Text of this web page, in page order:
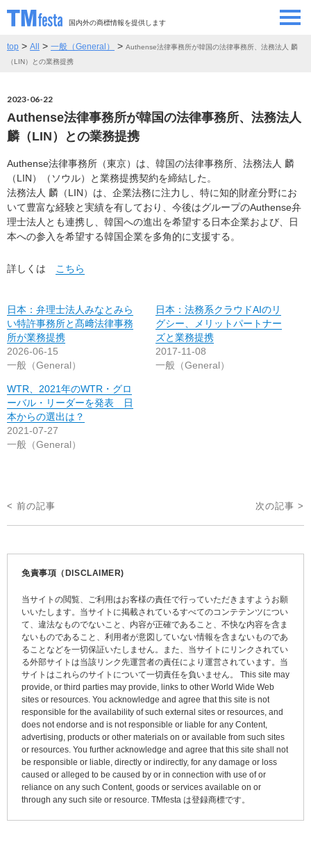
国内外の商標情報を提供します
SEMINAR/EVENT
CONTRIBUTORS 情報提供者
CONTACT お問い合わせ
top > All > 一般（General） > Authense法律事務所が韓国の法律事務所、法務法人 麟
（LIN）との業務提携
2023-06-22
Authense法律事務所が韓国の法律事務所、法務法人
麟（LIN）との業務提携
Authense法律事務所（東京）は、韓国の法律事務所、法務法人 麟
（LIN）（ソウル）と業務提携契約を締結した。
法務法人 麟（LIN）は、企業法務に注力し、特に知的財産分野にお
いて豊富な経験と実績を有しており、今後はグループのAuthense弁
理士法人とも連携し、韓国への進出を希望する日本企業および、日
本への参入を希望する韓国企業を多角的に支援する。
詳しくは こちら
日本：弁理士法人みなとみら
い特許事務所と髙﨑法律事務
所が業務提携
2026-06-15
一般（General）
日本：法務系クラウドAIのリ
グシー、メリットパートナー
ズと業務提携
2017-11-08
一般（General）
WTR、2021年のWTR・グロ
ーバル・リーダーを発表 日
本からの選出は？
2021-07-27
一般（General）
投
稿
< 前の記事 次の記事 >
免責事項（DISCLAIMER)
当サイトの閲覧、ご利用はお客様の責任で行っていただきますようお願
いいたします。当サイトに掲載されているすべてのコンテテンツについ
て、違法なものでないこと、内容が正確であること、不快な内容を含ま
ないものであること、利用者が意図していない情報を含まないものであ
ることなどを一切保証いたしません。また、当サイトにリンクされてい
る外部サイトは当該リンク先運営者の責任により運営されています。当
サイトはこれらのサイトについて一切責任を負いません。 This site may
provide, or third parties may provide, links to other World Wide Web
sites or resources. You acknowledge and agree that this site is not
responsible for the availability of such external sites or resources, and
does not endorse and is not responsible or liable for any Content,
advertising, products or other materials on or available from such sites
or resources. You further acknowledge and agree that this site shall not
be responsible or liable, directly or indirectly, for any damage or loss
caused or alleged to be caused by or in connection with use of or
reliance on any such Content, goods or services available on or
through any such site or resource. TMfesta は登録商標です。